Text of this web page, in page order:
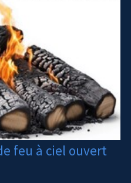
feu à ciel ouvert